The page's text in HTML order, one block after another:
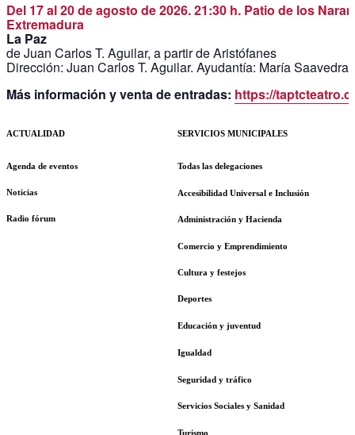
Del 17 al 20 de agosto de 2026. 21:30 h. Patio de los
Extremadura
La Paz
de Juan Carlos T. Aguilar, a partir de Aristófanes
Dirección: Juan Carlos T. Aguilar. Ayudantía: María Saavedra.
Más información y venta de entradas: https://
ACTUALIDAD
Agenda de eventos
Noticias
Radio fórum
SERVICIOS MUNICIPALES
Todas las delegaciones
Accesibilidad Universal e Inclusión
Administración y Hacienda
Comercio y Emprendimiento
Cultura y festejos
Deportes
Educación y juventud
Igualdad
Seguridad y tráfico
Servicios Sociales y Sanidad
Turismo